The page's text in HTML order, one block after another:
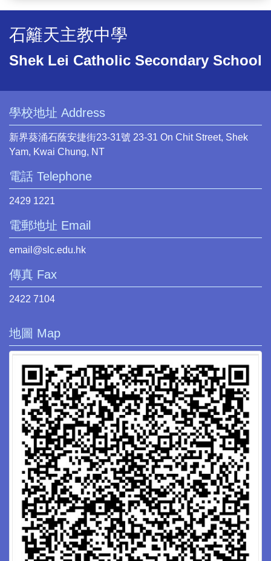
石籬天主教中學
Shek Lei Catholic Secondary School
學校地址 Address
新界葵涌石蔭安捷街23-31號 23-31 On Chit Street, Shek
Yam, Kwai Chung, NT
電話 Telephone
2429 1221
電郵地址 Email
email@slc.edu.hk
傳真 Fax
2422 7104
地圖 Map